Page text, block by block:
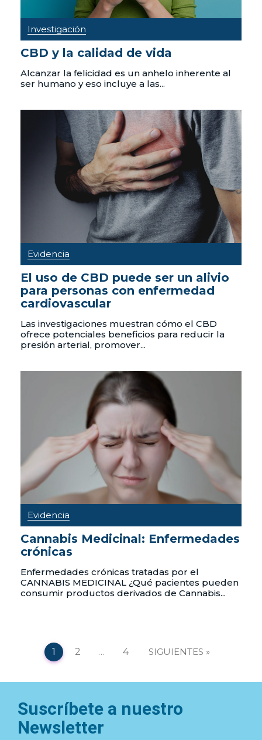
Investigación
CBD y la calidad de vida
Alcanzar la felicidad es un anhelo inherente al
ser humano y eso incluye a las...
Evidencia
El uso de CBD puede ser un alivio
para personas con enfermedad
cardiovascular
Las investigaciones muestran cómo el CBD
ofrece potenciales beneficios para reducir la
presión arterial, promover...
Evidencia
Cannabis Medicinal: Enfermedades
crónicas
Enfermedades crónicas tratadas por el
CANNABIS MEDICINAL ¿Qué pacientes pueden
consumir productos derivados de Cannabis...
Navegación
1 2 … 4 SIGUIENTES
Suscríbete a nuestro
Newsletter